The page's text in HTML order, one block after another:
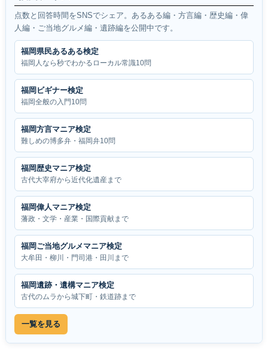
点数と回答時間をSNSでシェア。あるある編・方言編・歴史編・偉
人編・ご当地グルメ編・遺跡編を公開中です。
福岡県民あるある検定
福岡人なら秒でわかるローカル常識10問
福岡ビギナー検定
福岡全般の入門10問
福岡方言マニア検定
難しめの博多弁・福岡弁10問
福岡歴史マニア検定
古代大宰府から近代化遺産まで
福岡偉人マニア検定
藩政・文学・産業・国際貢献まで
福岡ご当地グルメマニア検定
大牟田・柳川・門司港・田川まで
福岡遺跡・遺構マニア検定
古代のムラから城下町・鉄道跡まで
一覧を見る